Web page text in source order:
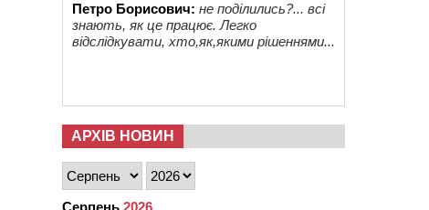
Петро Борисович: не поділились?... всі
знають, як це працює. Легко
відслідкувати, хто,як,якими рішеннями...
АРХІВ НОВИН
Серпень 2026